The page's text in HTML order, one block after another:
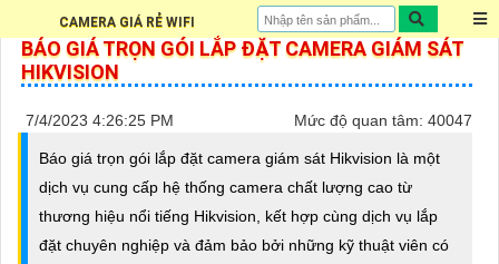
CAMERA GIÁ RẺ WIFI
BÁO GIÁ TRỌN GÓI LẮP ĐẶT CAMERA GIÁM SÁT
HIKVISION
7/4/2023 4:26:25 PM Mức độ quan tâm: 40047
Báo giá trọn gói lắp đặt camera giám sát Hikvision là một
dịch vụ cung cấp hệ thống camera chất lượng cao từ
thương hiệu nổi tiếng Hikvision, kết hợp cùng dịch vụ lắp
đặt chuyên nghiệp và đảm bảo bởi những kỹ thuật viên có